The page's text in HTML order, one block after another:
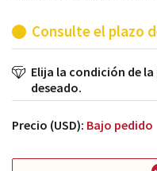
Consulte el plazo
Elija la condición de
deseado.
Precio (USD): Bajo pedido